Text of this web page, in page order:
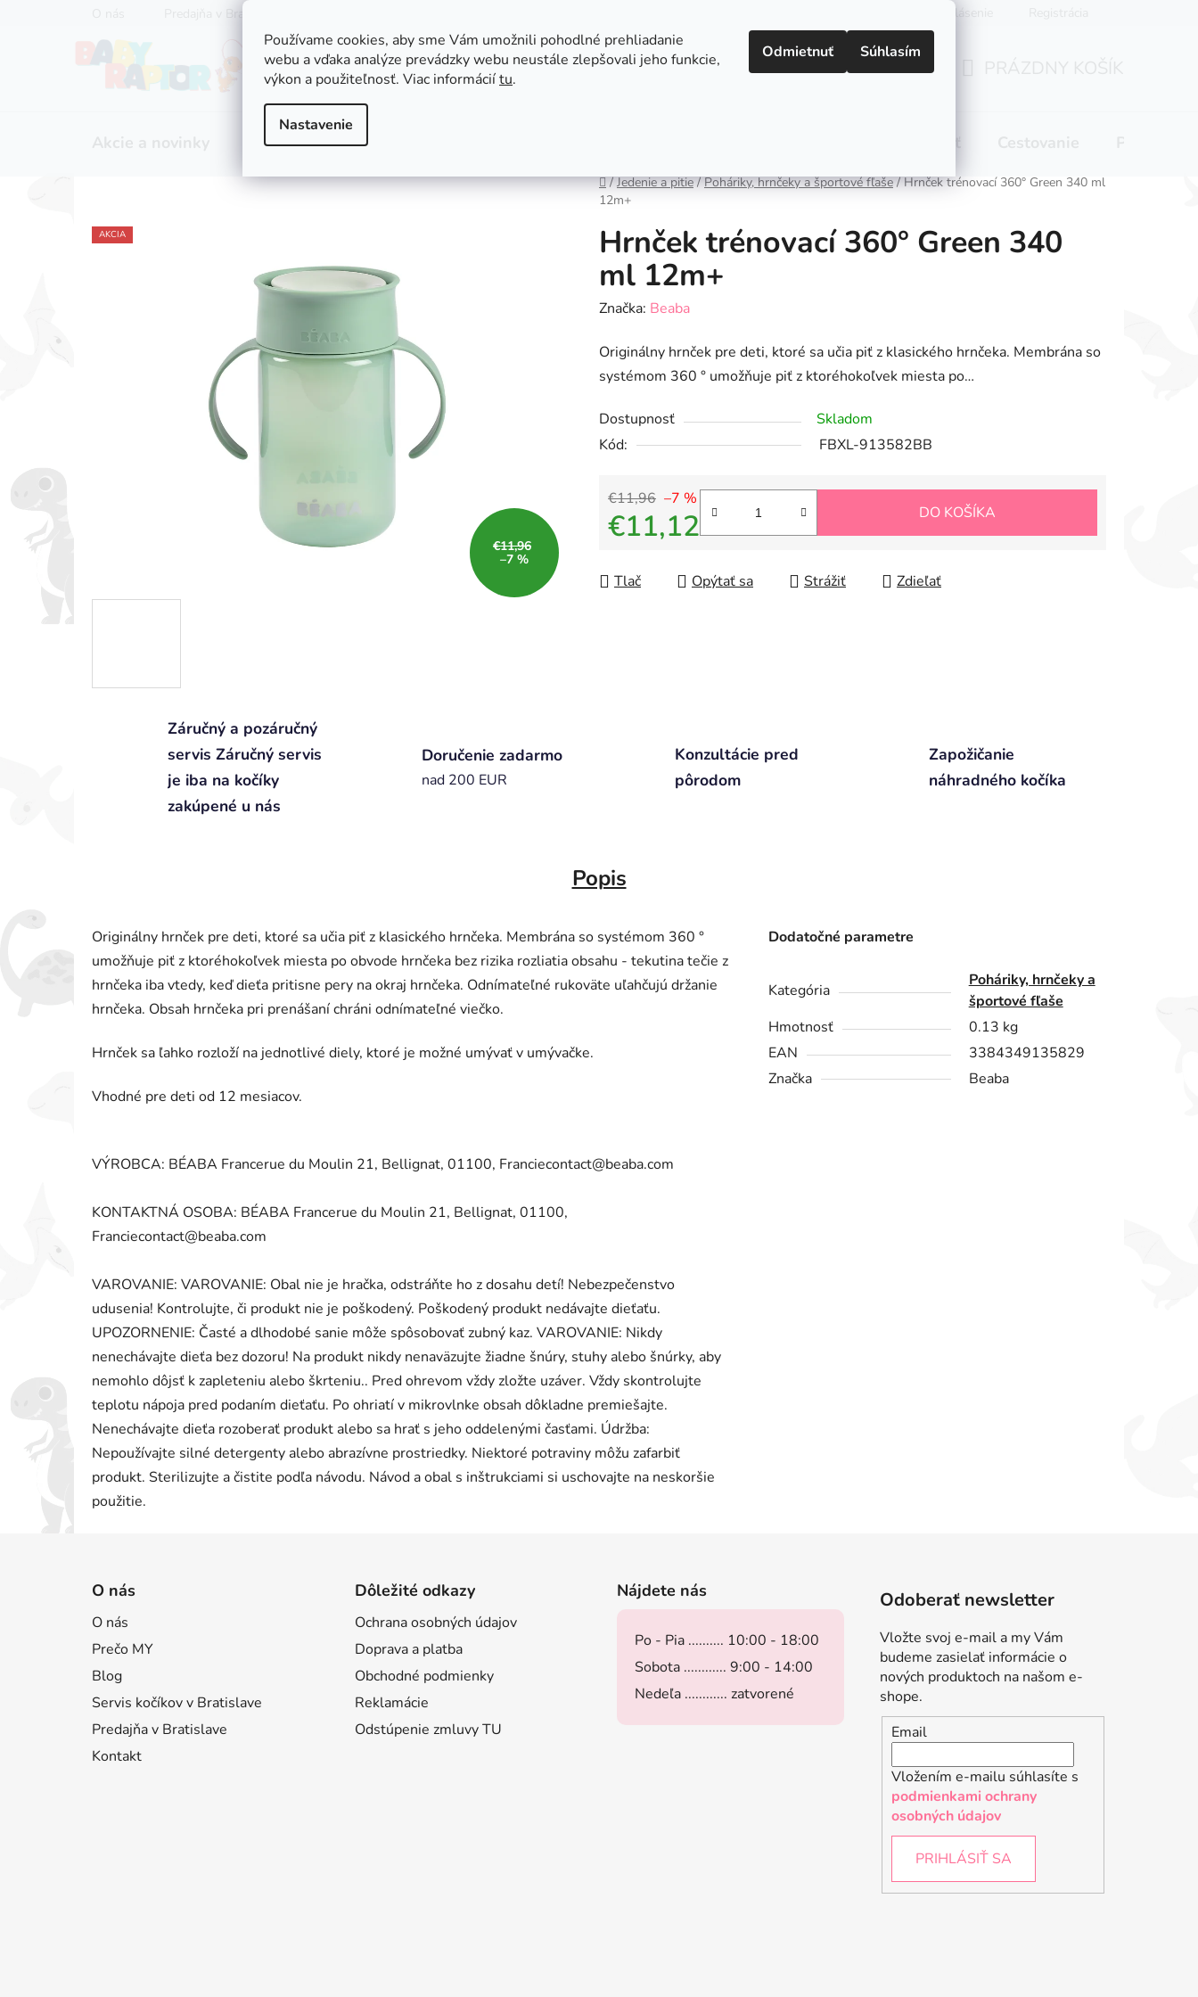
Používame cookies, aby sme Vám umožnili pohodlné prehliadanie
webu a vďaka analýze prevádzky webu neustále zlepšovali jeho funkcie,
výkon a použiteľnosť. Viac informáciítu.
Nastavenie
Odmietnuť Súhlasím
Predajňa v Bratislave Prihlásenie
Zľavy Kočíky
Domov
/ Jedenie a pitie / Poháriky, hrnčeky a športové fľaše / Hrnček trénovací 360° Green 340 ml
12m+
Hrnček trénovací 360° Green 340
ml 12m+
Značka: Beaba
Originálny hrnček pre deti, ktoré sa učia piť z klasického hrnčeka. Membrána so
systémom 360 ° umožňuje piť z ktoréhokoľvek miesta po…
Dostupnosť
Skladom
Kód:
FBXL-913582BB
€11,96 –7 %
€11,12 DO KOŠÍKA
Tlač Opýtať sa Strážiť Zdieľať
AKCIA
€11,96
–7 %
Záručný a pozáručný
servis Záručný servis
je iba na kočíky
zakúpené u nás
Doručenie zadarmo
nad 200 EUR
Konzultácie pred
pôrodom
Zapožičanie
náhradného kočíka
Popis
Originálny hrnček pre deti, ktoré sa učia piť z klasického hrnčeka. Membrána so systémom 360 °
umožňuje piť z ktoréhokoľvek miesta po obvode hrnčeka bez rizika rozliatia obsahu - tekutina tečie z
hrnčeka iba vtedy, keď dieťa pritisne pery na okraj hrnčeka. Odnímateľné rukoväte uľahčujú držanie
hrnčeka. Obsah hrnčeka pri prenášaní chráni odnímateľné viečko.
Hrnček sa ľahko rozloží na jednotlivé diely, ktoré je možné umývať v umývačke.
Vhodné pre deti od 12 mesiacov.
VÝROBCA: BÉABA Francerue du Moulin 21, Bellignat, 01100, Franciecontact@beaba.com
KONTAKTNÁ OSOBA: BÉABA Francerue du Moulin 21, Bellignat, 01100,
Franciecontact@beaba.com
VAROVANIE: VAROVANIE: Obal nie je hračka, odstráňte ho z dosahu detí! Nebezpečenstvo
udusenia! Kontrolujte, či produkt nie je poškodený. Poškodený produkt nedávajte dieťaťu.
UPOZORNENIE: Časté a dlhodobé sanie môže spôsobovať zubný kaz. VAROVANIE: Nikdy
nenechávajte dieťa bez dozoru! Na produkt nikdy nenaväzujte žiadne šnúry, stuhy alebo šnúrky, aby
nemohlo dôjsť k zapleteniu alebo škrteniu.. Pred ohrevom vždy zložte uzáver. Vždy skontrolujte
teplotu nápoja pred podaním dieťaťu. Po ohriatí v mikrovlnke obsah dôkladne premiešajte.
Nenechávajte dieťa rozoberať produkt alebo sa hrať s jeho oddelenými časťami. Údržba:
Nepoužívajte silné detergenty alebo abrazívne prostriedky. Niektoré potraviny môžu zafarbiť
produkt. Sterilizujte a čistite podľa návodu. Návod a obal s inštrukciami si uschovajte na neskoršie
použitie.
Dodatočné parametre
Kategória
Poháriky, hrnčeky a
športové fľaše
Hmotnosť
0.13 kg
EAN
3384349135829
Značka
Beaba
O nás
O nás
Prečo MY
Blog
Servis kočíkov v Bratislave
Predajňa v Bratislave
Kontakt
Dôležité odkazy
Ochrana osobných údajov
Doprava a platba
Obchodné podmienky
Reklamácie
Odstúpenie zmluvy TU
Nájdete nás
Po - Pia .......... 10:00 - 18:00
Sobota ............ 9:00 - 14:00
Nedeľa ............ zatvorené
Odoberať newsletter
Vložte svoj e-mail a my Vám
budeme zasielať informácie o
nových produktoch na našom e-
shope.
Email
Vložením e-mailu súhlasíte s
podmienkami ochrany
osobných údajov
PRIHLÁSIŤ SA